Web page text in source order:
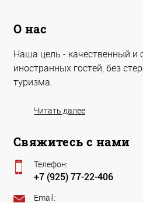
О нас
Наша цель - качественный
иностранных гостей, без
туризма.
Читать далее
Свяжитесь с нами
Телефон:
+7 (925) 77-22-406
Email: